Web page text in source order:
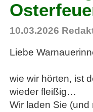
10.03.2026
Liebe
wie wir hörten, ist
wieder fleißig…
Wir laden Sie (und